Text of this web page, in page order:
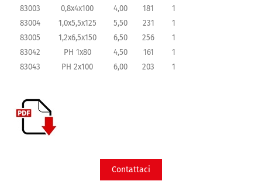
83003
0,8x4x100 4,00 181
1
83004
1,0x5,5x125 5,50 231
1
83005
1,2x6,5x150 6,50 256
1
83042
PH 1x80 4,50 161
1
83043
PH 2x100 6,00 203 1
Contattaci